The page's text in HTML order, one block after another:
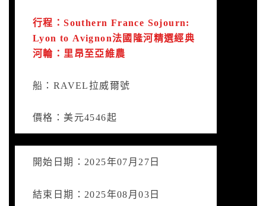
行程：Southern France Sojourn:
Lyon to Avignon法國隆河精選經典
河輪：里昂至亞維農
船：RAVEL拉威爾號
價格：美元4546起
開始日期：2025年07月27日
結束日期：2025年08月03日